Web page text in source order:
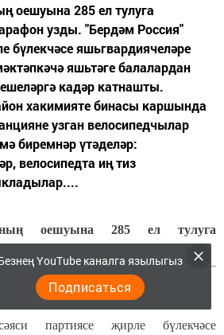
оешуына 285 ел тулуга
узды. "Бердәм Россия"
бүлекчәсе яшьгвардиячеләре
яшьтәге балалардан
кадәр катнашты.
хакимияте бинасы каршында
узган велосипедчылар
биремнәр үтәделәр:
велосипедта иң тиз
оешуына 285 ел тулуга
узды.
партиясе җирле бүлекчәсе
YouTube каналга язылыгыз
Подписаться